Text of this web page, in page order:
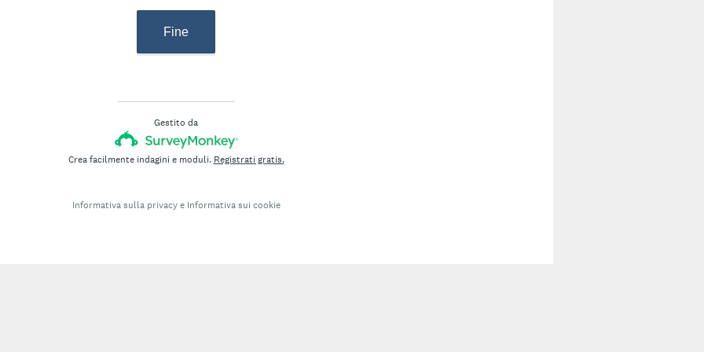
Fine
Gestito da
Crea facilmente indagini e moduli. Registrati gratis.
Informativa sulla privacye Informativa sui cookie